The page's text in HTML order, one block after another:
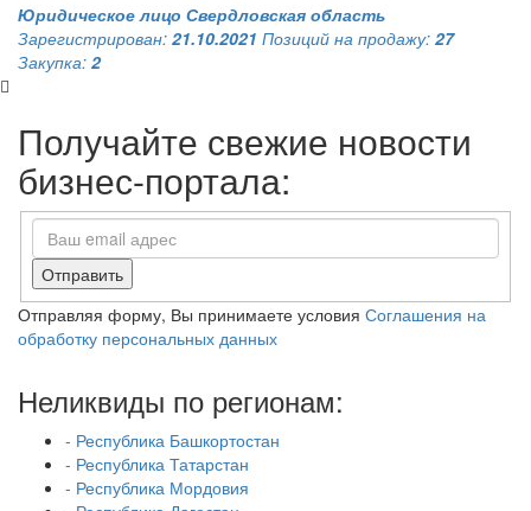
Юридическое лицо Свердловская область
Зарегистрирован: 21.10.2021 Позиций на продажу: 27
Закупка: 2
Получайте свежие новости
бизнес-портала:
Отправить
Отправляя форму, Вы принимаете условия Соглашения на
обработку персональных данных
Неликвиды по регионам:
- Республика Башкортостан
- Республика Татарстан
- Республика Мордовия